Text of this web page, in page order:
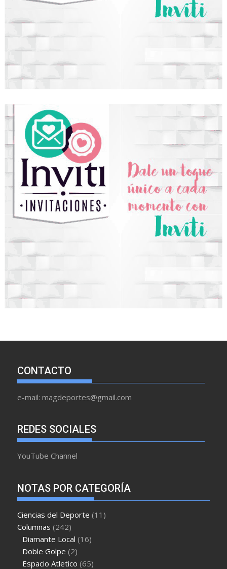
CONTACTO
e-mail: magdeportes@gmail.com
REDES SOCIALES
YouTube Channel
NOTAS POR CATEGORÍA
Ciencias del Deporte (11)
Columnas (242)
Diamante Local (16)
Doble Golpe (2)
Espacio Atletico (65)